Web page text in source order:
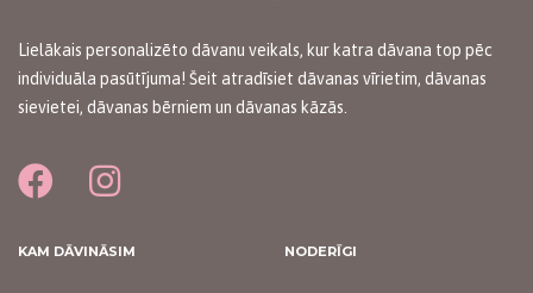
Lielākais personalizēto dāvanu veikals, kur katra dāvana top pēc
individuāla pasūtījuma! Šeit atradīsiet dāvanas vīrietim, dāvanas
sievietei, dāvanas bērniem un dāvanas kāzās.
KAM DĀVINĀSIM NODERĪGI